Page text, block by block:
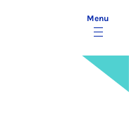
Menu